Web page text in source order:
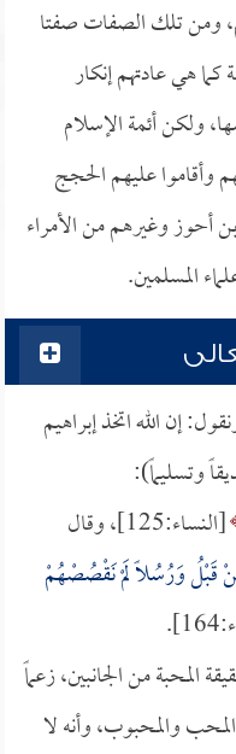
ومن تلك الصفات صفتا
هي عادتهم إنكار
ولكن أئمة الإسلام
وأقاموا عليهم الحجج
أحوز وغيرهم من الأمراء
المسلمين.
إن الله اتخذ إبراهيم
وتسليماً):
[النساء:125]، وقال
وَرُسُلًا لَمْ نَقْصُصْهُمْ
المحبة من الجانبين، زعماً
والمحبوب، وأنه لا